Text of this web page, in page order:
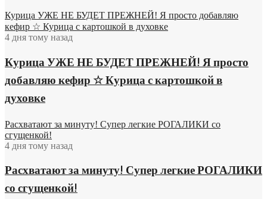
Курица УЖЕ НЕ БУДЕТ ПРЕЖНЕЙ! Я просто добавляю
кефир ☆ Курица с картошкой в духовке
4 дня тому назад
Курица УЖЕ НЕ БУДЕТ ПРЕЖНЕЙ! Я просто
добавляю кефир ☆ Курица с картошкой в
духовке
Расхватают за минуту! Супер легкие РОГАЛИКИ со
сгущенкой!
4 дня тому назад
Расхватают за минуту! Супер легкие РОГАЛИКИ
со сгущенкой!